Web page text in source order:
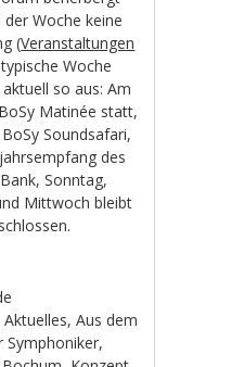
Woche keine
(Veranstaltungen
Woche
so aus: Am
Matinée statt,
Soundsafari,
des
Sonntag,
Mittwoch bleibt
Aktuelles,Aus dem
Symphoniker,